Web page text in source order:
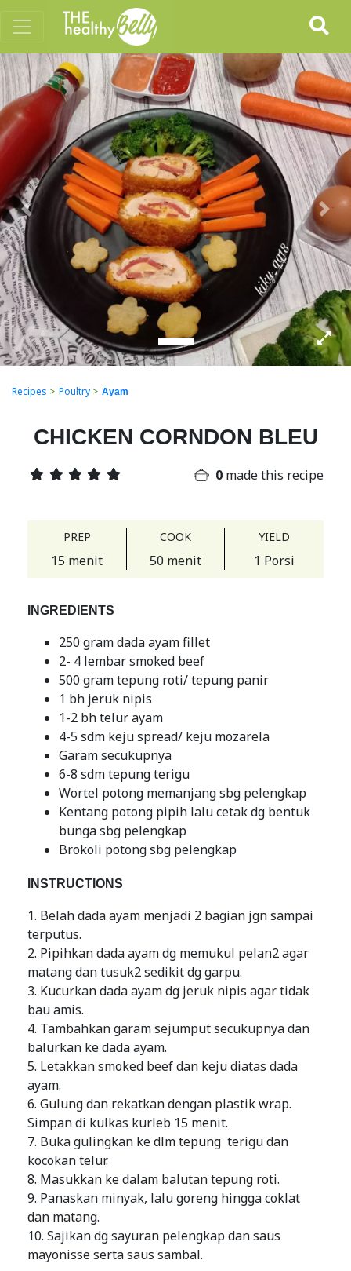
Previous Next
Recipes > Poultry > Ayam
CHICKEN CORNDON BLEU
0 made this recipe
PREP
15 menit
COOK
50 menit
YIELD
1 Porsi
INGREDIENTS
250 gram dada ayam fillet
2- 4 lembar smoked beef
500 gram tepung roti/ tepung panir
1 bh jeruk nipis
1-2 bh telur ayam
4-5 sdm keju spread/ keju mozarela
Garam secukupnya
6-8 sdm tepung terigu
Wortel potong memanjang sbg pelengkap
Kentang potong pipih lalu cetak dg bentuk
bunga sbg pelengkap
Brokoli potong sbg pelengkap
INSTRUCTIONS
1. Belah dada ayam menjadi 2 bagian jgn sampai
terputus.
2. Pipihkan dada ayam dg memukul pelan2 agar
matang dan tusuk2 sedikit dg garpu.
3. Kucurkan dada ayam dg jeruk nipis agar tidak
bau amis.
4. Tambahkan garam sejumput secukupnya dan
balurkan ke dada ayam.
5. Letakkan smoked beef dan keju diatas dada
ayam.
6. Gulung dan rekatkan dengan plastik wrap.
Simpan di kulkas kurleb 15 menit.
7. Buka gulingkan ke dlm tepung terigu dan
kocokan telur.
8. Masukkan ke dalam balutan tepung roti.
9. Panaskan minyak, lalu goreng hingga coklat
dan matang.
10. Sajikan dg sayuran pelengkap dan saus
mayonisse serta saus sambal.